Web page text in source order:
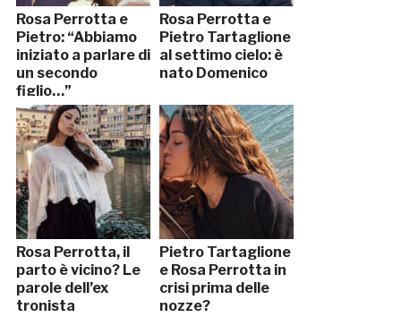
Rosa Perrotta e
Pietro: “Abbiamo
iniziato a parlare di
un secondo
figlio…”
Rosa Perrotta e
Pietro Tartaglione
al settimo cielo: è
nato Domenico
Rosa Perrotta, il
parto è vicino? Le
parole dell’ex
tronista
Pietro Tartaglione
e Rosa Perrotta in
crisi prima delle
nozze?